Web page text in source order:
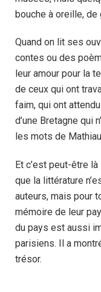
bouche à oreille, de
Quand on lit ses
contes ou des
leur amour pour la
de ceux qui ont
faim, qui ont
d’une Bretagne qui
les mots de
Et c’est peut-être
que la littérature
auteurs, mais pour
mémoire de leur
du pays est aussi
parisiens. Il a
trésor.